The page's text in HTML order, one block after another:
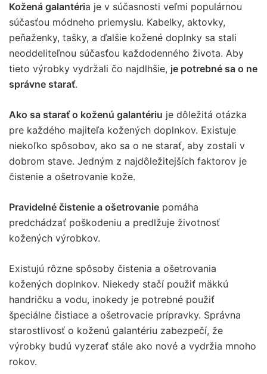
Kožená galantéria je v súčasnosti veľmi populárnou
súčasťou módneho priemyslu. Kabelky, aktovky,
peňaženky, tašky, a ďalšie kožené doplnky sa stali
neoddeliteľnou súčasťou každodenného života. Aby
tieto výrobky vydržali čo najdlhšie, je potrebné sa o ne
správne starať.
Ako sa starať o koženú galantériu je dôležitá otázka
pre každého majiteľa kožených doplnkov. Existuje
niekoľko spôsobov, ako sa o ne starať, aby zostali v
dobrom stave. Jedným z najdôležitejších faktorov je
čistenie a ošetrovanie kože.
Pravidelné čistenie a ošetrovanie pomáha
predchádzať poškodeniu a predlžuje životnosť
kožených výrobkov.
Existujú rôzne spôsoby čistenia a ošetrovania
kožených doplnkov. Niekedy stačí použiť mäkkú
handričku a vodu, inokedy je potrebné použiť
špeciálne čistiace a ošetrovacie prípravky. Správna
starostlivosť o koženú galantériu zabezpečí, že
výrobky budú vyzerať stále ako nové a vydržia mnoho
rokov.